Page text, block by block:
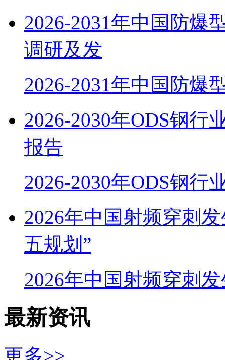
2026-2031年中国防爆
调研及发
2026-2031年中国防爆
2026-2030年ODS钢行
报告
2026-2030年ODS钢行
2026年中国射频穿刺
五规划”
2026年中国射频穿刺
最新资讯
更多>>